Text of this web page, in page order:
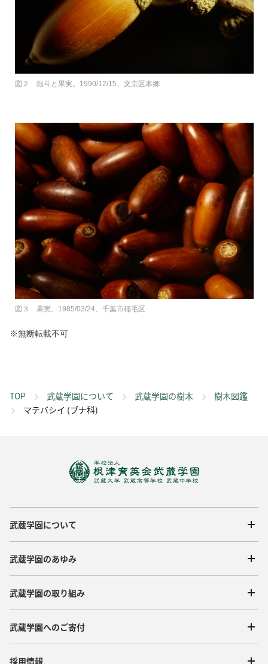
TOP 武蔵学園について 武蔵学園の樹木
樹木図鑑
マテバシイ (ブナ科)
図２ 殻斗と果実。1990/12/15、文京区本郷
図３ 果実。1985/03/24、千葉市稲毛区
※無断転載不可
武蔵学園について
武蔵学園のあゆみ
武蔵学園の取り組み
武蔵学園へのご寄付
採用情報